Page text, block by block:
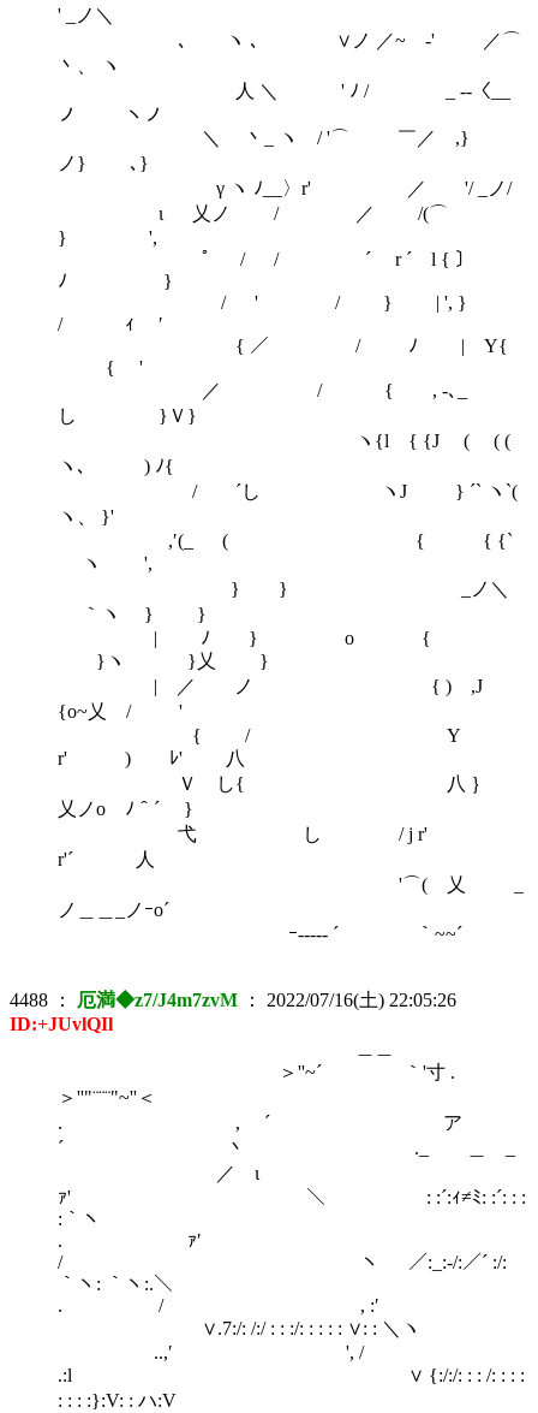
' _ノ＼
､ ヽ ､ ∨ノ ／~ゝ‐' ／⌒
丶、 ヽ
人 ＼ ' ﾉ / _ -‐〈__
ノ ヽノ
＼ 丶_ ヽ / '⌒ ￣／ ,}
ノ} ､}
γ ヽ ﾉ__〉r' ／ '/ _ノ/
ι 乂ノ / ／ /(⌒
} ',
ﾟ / / ´ r ´ l { 〕
ﾉ }
/ ' / } | ', }
/ ｨ ′
{ ／ / ﾉ | Y{
{ '
／ / { , ‐､_
し }Ｖ}
ヽ{l { {J ( ( (
ヽ､ ) ﾉ{
/ ´し ヽJ } ´` ヽ`(
ヽ、 }'
,′(_ ( { { {`
ヽ ',
} } _ノ＼
｀ヽ } }
| ﾉ } o {
}ヽ }乂 }
| ／ ノ { ) ,J
{o~乂 / '
{ / Y
r' ) ﾚ' 八
Ｖ し{ 八 ｝
乂ノo ﾉ＾´ }
弋 し / j r'
r'´ 人
'⌒( 乂 _
ノ＿＿_ノｰo´
ｰ----‐ ´ ｀~~´￣
4488 ： 厄満◆z7/J4m7zvM ： 2022/07/16(土) 22:05:26
ID:+JUvlQIl
＞''~´ ｀'寸 .
＞''"¨¨¨"~''＜
. , ´ ア
´ 丶 ._ ＿ _
／ ι
ｧ' ＼ : :´:ｨ≠ﾐ: :´: : :
:｀ヽ
. ｧ′
/ ヽ ／:_:-/:／´ :/:
｀ヽ: ｀ヽ:.＼
. / , :′
∨.7:/: /:/ : : :/: : : : : ∨: : ＼ヽ
..,′ ', /
.:l ∨ {:/:/: : : /: : : :
: : : :}:V: : ハ:V